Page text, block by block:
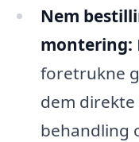
Nem
montering:
foretrukne
dem
behandling